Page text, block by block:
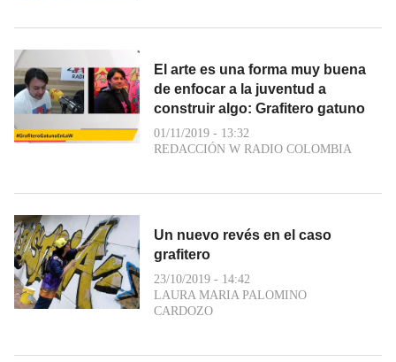
El arte es una forma muy buena
de enfocar a la juventud a
construir algo: Grafitero gatuno
01/11/2019 - 13:32
REDACCIÓN W RADIO COLOMBIA
Un nuevo revés en el caso
grafitero
23/10/2019 - 14:42
LAURA MARIA PALOMINO
CARDOZO